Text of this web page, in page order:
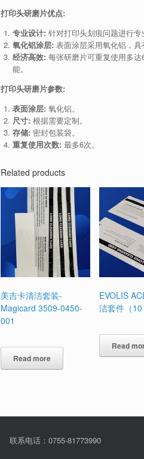
打印头研磨片优点:
专业设计: 针对打印头划痕问题进行专
氧化铝涂层: 表面涂层采用氧化铝，具
经济高效: 每张研磨片可重复使用多
能。
打印头研磨片参数:
表面涂层: 氧化铝。
尺寸: 根据需要定制。
存储: 密封包装袋。
重复使用次数: 最多6次。
Related products
美吉卡清洁套装-
Magicard 3509-0450-
001
Read more
EVOLIS
洁套件（10
Read
联系电话：0755-81773990